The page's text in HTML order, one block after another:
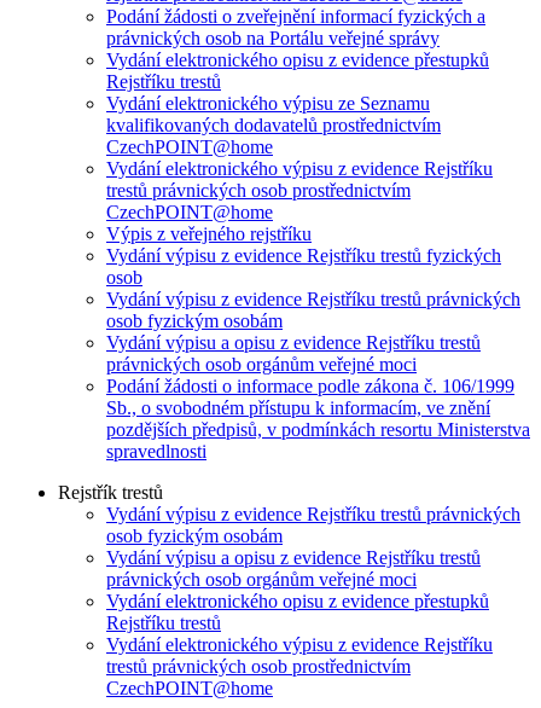
Podání žádosti o zveřejnění informací fyzických a
právnických osob na Portálu veřejné správy
Vydání elektronického opisu z evidence přestupků
Rejstříku trestů
Vydání elektronického výpisu ze Seznamu
kvalifikovaných dodavatelů prostřednictvím
CzechPOINT@home
Vydání elektronického výpisu z evidence Rejstříku
trestů právnických osob prostřednictvím
CzechPOINT@home
Výpis z veřejného rejstříku
Vydání výpisu z evidence Rejstříku trestů fyzických
osob
Vydání výpisu z evidence Rejstříku trestů právnických
osob fyzickým osobám
Vydání výpisu a opisu z evidence Rejstříku trestů
právnických osob orgánům veřejné moci
Podání žádosti o informace podle zákona č. 106/1999
Sb., o svobodném přístupu k informacím, ve znění
pozdějších předpisů, v podmínkách resortu Ministerstva
spravedlnosti
Rejstřík trestů
Vydání výpisu z evidence Rejstříku trestů právnických
osob fyzickým osobám
Vydání výpisu a opisu z evidence Rejstříku trestů
právnických osob orgánům veřejné moci
Vydání elektronického opisu z evidence přestupků
Rejstříku trestů
Vydání elektronického výpisu z evidence Rejstříku
trestů právnických osob prostřednictvím
CzechPOINT@home